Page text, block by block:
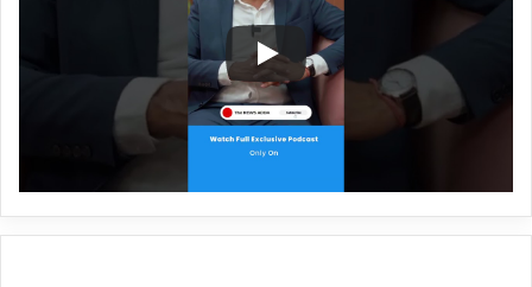
UTTARAKHAND
YOUTH CONGRESS